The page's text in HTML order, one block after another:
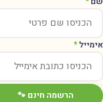
אימייל*
הרשמה חינם 🐾